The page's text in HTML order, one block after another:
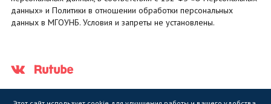
данных» и Политики в отношении обработки персональных
данных в МГОУНБ. Условия и запреты не установлены.